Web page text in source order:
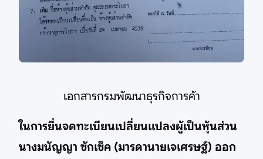
เอกสารกรมพัฒนาธุรกิจการค้า
ในการยื่นจดทะเบียนเปลี่ยนแปลงผู้เป็นหุ้นส่วน
นางมนัญญา ซักเซ็ค (มารดานายเจเศรษฐ์) ออก